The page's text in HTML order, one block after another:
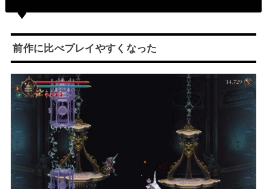
前作に比べプレイやすくなった